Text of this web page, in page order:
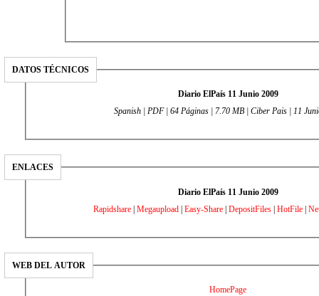
DATOS TÉCNICOS
Diario ElPaís 11 Junio 2009
Spanish | PDF | 64 Páginas | 7.70 MB | Ciber Pais | 11
ENLACES
Diario ElPaís 11 Junio 2009
Rapidshare| Megaupload| Easy-Share| DepositFiles| HotFile|
WEB DEL AUTOR
HomePage